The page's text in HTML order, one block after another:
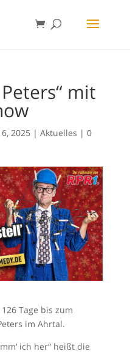
mit
2025 | Aktuelles | 0
Tage bis zum
im Ahrtal.
ich her“ heißt die